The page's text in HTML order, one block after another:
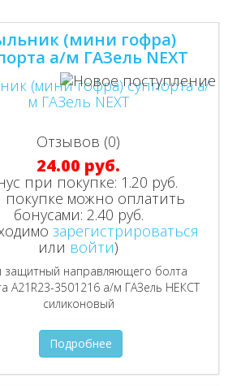
(мини гофра)
а/м ГАЗель NEXT
Отзывов (0)
24.00 руб.
при покупке: 1.20 руб.
покупке можно оплатить
бонусами: 2.40 руб.
зарегистрироваться
или войти)
защитный направляющего болта
A21R23-3501216 а/м ГАЗель НЕКСТ
силиконовый
Подробнее